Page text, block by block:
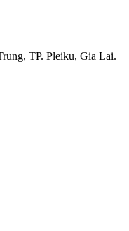
TP. Pleiku, Gia Lai.